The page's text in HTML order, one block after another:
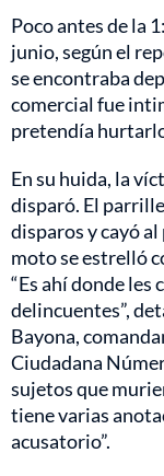
Poco antes de la
junio, según el
se encontraba
comercial fue
pretendía
En su huida, la
disparó. El
disparos y cayó
moto se estrelló
“Es ahí donde les
delincuentes”,
Bayona,
Ciudadana
sujetos que
tiene varias
acusatorio”.